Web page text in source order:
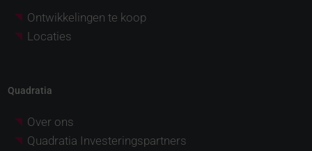
Ontwikkelingen te koop
Locaties
Quadratia
Over ons
Quadratia Investeringspartners